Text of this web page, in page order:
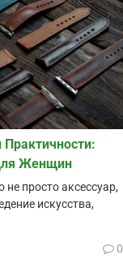
Практичности:
Женщин
просто аксессуар,
искусства,
0